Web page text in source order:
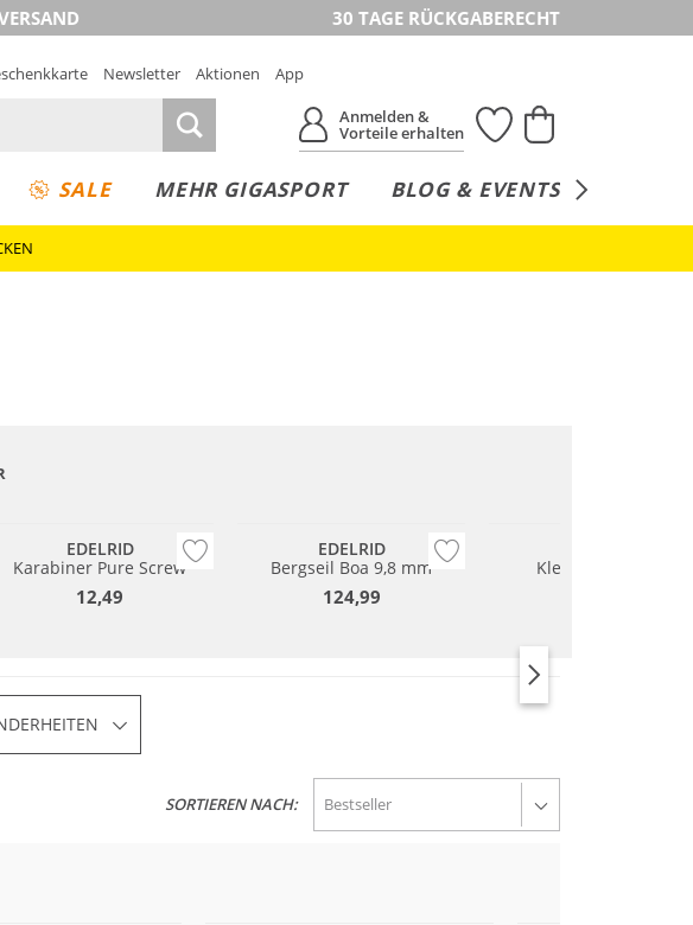
30 TAGE RÜCKGABERECHT
Newsletter Aktionen
App
Anmelden &
Vorteile erhalten
SALE MEHR GIGASPORT BLOG & EVENTS
EDELRID
Karabiner Pure Screw
12,49
EDELRID
Bergseil Boa 9,8 mm
124,99
Klettergurt Jay IV
SORTIEREN NACH: